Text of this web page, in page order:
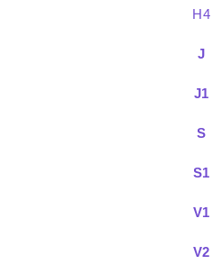
H4
J
J1
S
S1
V1
V2